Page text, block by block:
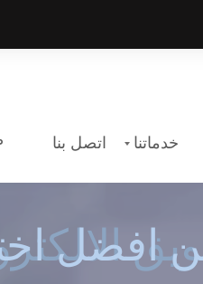
خدماتنا اتصل بنا
افضل
لك